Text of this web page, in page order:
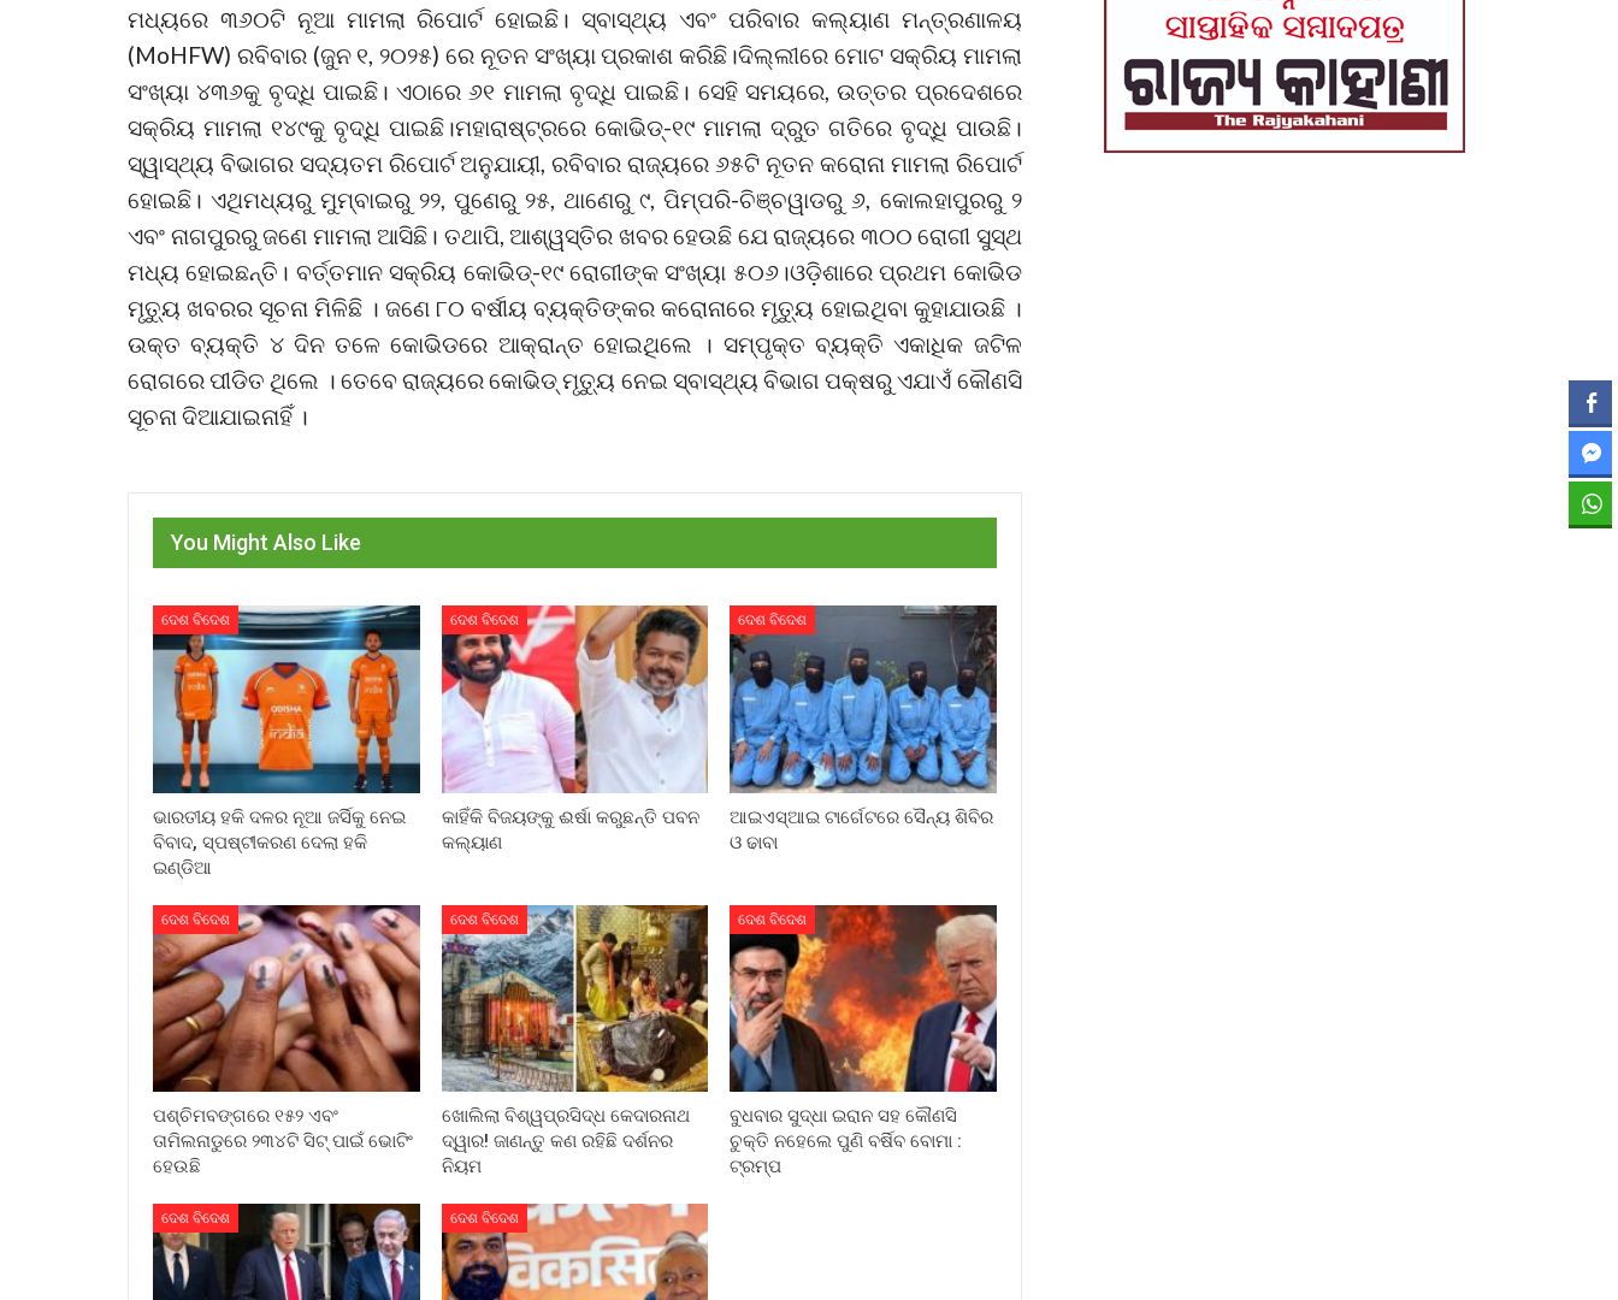
ମଧ୍ୟରେ ୩୬୦ଟି ନୂଆ ମାମଲା ରିପୋର୍ଟ ହୋଇଛି। ସ୍ବାସ୍ଥ୍ୟ ଏବଂ ପରିବାର କଲ୍ୟାଣ ମନ୍ତ୍ରଣାଳୟ
(MoHFW) ରବିବାର (ଜୁନ ୧, ୨୦୨୫) ରେ ନୂତନ ସଂଖ୍ୟା ପ୍ରକାଶ କରିଛି।ଦିଲ୍ଲୀରେ ମୋଟ ସକ୍ରିୟ ମାମଲା
ସଂଖ୍ୟା ୪୩୬କୁ ବୃଦ୍ଧି ପାଇଛି। ଏଠାରେ ୬୧ ମାମଲା ବୃଦ୍ଧି ପାଇଛି। ସେହି ସମୟରେ, ଉତ୍ତର ପ୍ରଦେଶରେ
ସକ୍ରିୟ ମାମଲା ୧୪୯କୁ ବୃଦ୍ଧି ପାଇଛି।ମହାରାଷ୍ଟ୍ରରେ କୋଭିଡ୍-୧୯ ମାମଲା ଦ୍ରୁତ ଗତିରେ ବୃଦ୍ଧି ପାଉଛି।
ସ୍ୱାସ୍ଥ୍ୟ ବିଭାଗର ସଦ୍ୟତମ ରିପୋର୍ଟ ଅନୁଯାୟୀ, ରବିବାର ରାଜ୍ୟରେ ୬୫ଟି ନୂତନ କରୋନା ମାମଲା ରିପୋର୍ଟ
ହୋଇଛି। ଏଥିମଧ୍ୟରୁ ମୁମ୍ବାଇରୁ ୨୨, ପୁଣେରୁ ୨୫, ଥାଣେରୁ ୯, ପିମ୍ପରି-ଚିଞ୍ଚୱାଡରୁ ୬, କୋଲହାପୁରରୁ ୨
ଏବଂ ନାଗପୁରରୁ ଜଣେ ମାମଲା ଆସିଛି। ତଥାପି, ଆଶ୍ୱସ୍ତିର ଖବର ହେଉଛି ଯେ ରାଜ୍ୟରେ ୩୦୦ ରୋଗୀ ସୁସ୍ଥ
ମଧ୍ୟ ହୋଇଛନ୍ତି। ବର୍ତ୍ତମାନ ସକ୍ରିୟ କୋଭିଡ୍-୧୯ ରୋଗୀଙ୍କ ସଂଖ୍ୟା ୫୦୬।ଓଡ଼ିଶାରେ ପ୍ରଥମ କୋଭିଡ
ମୃତ୍ୟୁ ଖବରର ସୂଚନା ମିଳିଛି । ଜଣେ ୮୦ ବର୍ଷୀୟ ବ୍ୟକ୍ତିଙ୍କର କରୋନାରେ ମୃତ୍ୟୁ ହୋଇଥିବା କୁହାଯାଉଛି ।
ଉକ୍ତ ବ୍ୟକ୍ତି ୪ ଦିନ ତଳେ କୋଭିଡରେ ଆକ୍ରାନ୍ତ ହୋଇଥିଲେ । ସମ୍ପୃକ୍ତ ବ୍ୟକ୍ତି ଏକାଧିକ ଜଟିଳ
ରୋଗରେ ପୀଡିତ ଥିଲେ । ତେବେ ରାଜ୍ୟରେ କୋଭିଡ୍ ମୃତ୍ୟୁ ନେଇ ସ୍ବାସ୍ଥ୍ୟ ବିଭାଗ ପକ୍ଷରୁ ଏଯାଏଁ କୌଣସି
ସୂଚନା ଦିଆଯାଇନାହିଁ ।
You Might Also Like
ଦେଶ ବିଦେଶ
ଭାରତୀୟ ହକି ଦଳର ନୂଆ ଜର୍ସିକୁ ନେଇ
ବିବାଦ, ସ୍ପଷ୍ଟୀକରଣ ଦେଲା ହକି
ଇଣ୍ଡିଆ
ଦେଶ ବିଦେଶ
କାହିଁକି ବିଜୟଙ୍କୁ ଈର୍ଷା କରୁଛନ୍ତି ପବନ
କଲ୍ୟାଣ
ଦେଶ ବିଦେଶ
ଆଇଏସ୍‌ଆଇ ଟାର୍ଗେଟରେ ସୈନ୍ୟ ଶିବିର
ଓ ଢାବା
ଦେଶ ବିଦେଶ
ପଶ୍ଚିମବଙ୍ଗରେ ୧୫୨ ଏବଂ
ତାମିଲନାଡୁରେ ୨୩୪ଟି ସିଟ୍ ପାଇଁ ଭୋଟିଂ
ହେଉଛି
ଦେଶ ବିଦେଶ
ଖୋଲିଲା ବିଶ୍ୱପ୍ରସିଦ୍ଧ କେଦାରନାଥ
ଦ୍ୱାର! ଜାଣନ୍ତୁ କଣ ରହିଛି ଦର୍ଶନର
ନିୟମ
ଦେଶ ବିଦେଶ
ବୁଧବାର ସୁଦ୍ଧା ଇରାନ ସହ କୌଣସି
ଚୁକ୍ତି ନହେଲେ ପୁଣି ବର୍ଷିବ ବୋମା :
ଟ୍ରମ୍ପ
ଦେଶ ବିଦେଶ ଦେଶ ବିଦେଶ